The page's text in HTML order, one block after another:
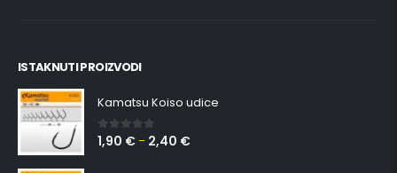
ISTAKNUTI PROIZVODI
Kamatsu Koiso udice
0 out of 5
1,90 € – 2,40 €